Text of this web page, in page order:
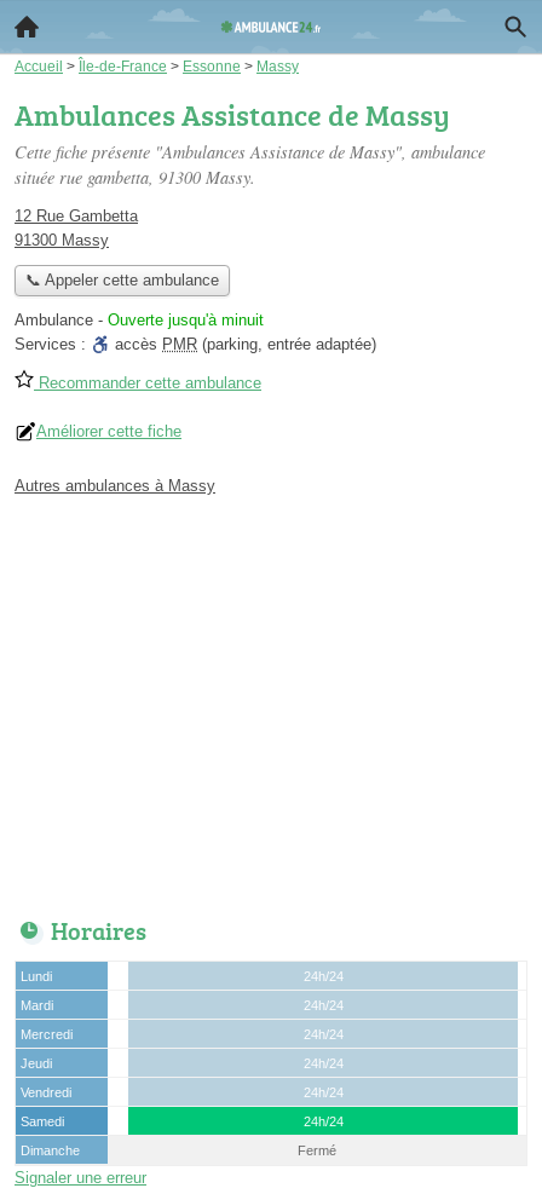
Accueil > Île-de-France > Essonne > Massy
Ambulances Assistance de Massy
Cette fiche présente "Ambulances Assistance de Massy", ambulance
située rue gambetta, 91300 Massy.
12 Rue Gambetta
91300 Massy
📞 Appeler cette ambulance
Ambulance - Ouverte jusqu'à minuit
Services :
accès PMR (parking, entrée adaptée)
Recommander cette ambulance
Améliorer cette fiche
Autres ambulances à Massy
Horaires
Lundi
24h/24
Mardi
24h/24
Mercredi
24h/24
Jeudi
24h/24
Vendredi
24h/24
Samedi
24h/24
Dimanche
Fermé
Signaler une erreur